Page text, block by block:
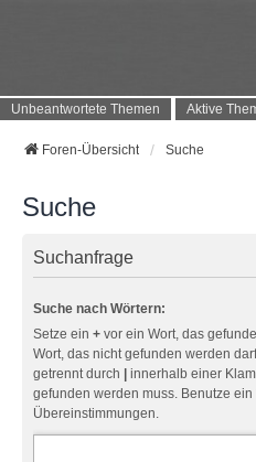
Unbeantwortete Themen Aktive
Foren-Übersicht Suche
Suche
Suchanfrage
Suche nach Wörtern:
Setze ein + vor ein Wort, das
Wort, das nicht gefunden werden
getrennt durch
innerhalb einer
gefunden werden muss. Benutze
Übereinstimmungen.